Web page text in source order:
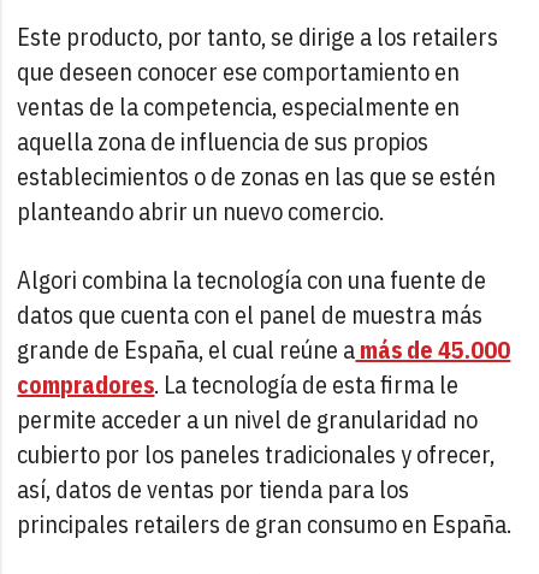
Este producto, por tanto, se dirige a los retailers
que deseen conocer ese comportamiento en
ventas de la competencia, especialmente en
aquella zona de influencia de sus propios
establecimientos o de zonas en las que se estén
planteando abrir un nuevo comercio.
Algori combina la tecnología con una fuente de
datos que cuenta con el panel de muestra más
grande de España, el cual reúne amás de 45.000
compradores. La tecnología de esta firma le
permite acceder a un nivel de granularidad no
cubierto por los paneles tradicionales y ofrecer,
así, datos de ventas por tienda para los
principales retailers de gran consumo en España.